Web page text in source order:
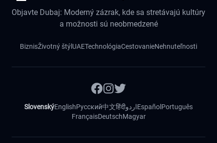
Objavte Dubaj: Moderný zázrak, kde sa stretávajú kultúry
a možnosti sú neobmedzené
BiznisŽivotný štýl UAETechnológiaCestovanieNehnuteľnosti
SlovenskýEnglishРусский中文हिंदीاردوEspañol Português
FrançaisDeutschMagyar